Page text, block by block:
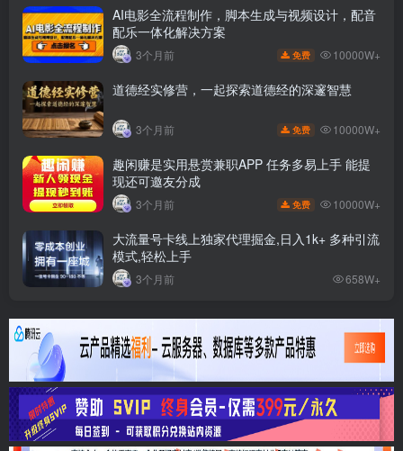
AI电影全流程制作，脚本生成与视频设计，配音
配乐一体化解决方案
3个月前 免费 10000W+
道德经实修营，一起探索道德经的深邃智慧
3个月前 免费 10000W+
趣闲赚是实用悬赏兼职APP 任务多易上手 能提
现还可邀友分成
3个月前 免费 10000W+
大流量号卡线上独家代理掘金,日入1k+ 多种引流
模式,轻松上手
3个月前 658W+